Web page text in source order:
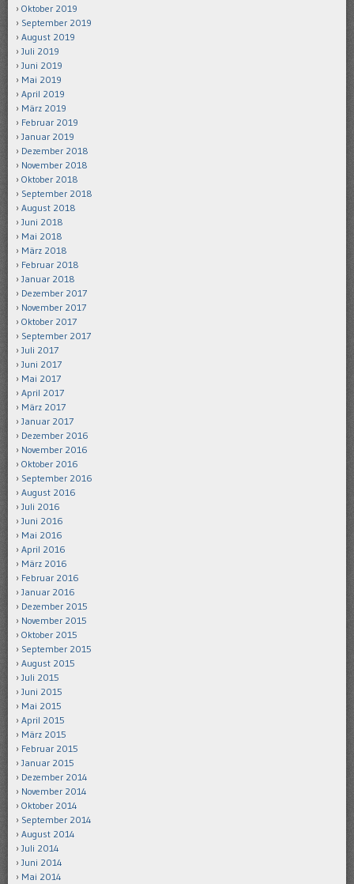
Oktober 2019
September 2019
August 2019
Juli 2019
Juni 2019
Mai 2019
April 2019
März 2019
Februar 2019
Januar 2019
Dezember 2018
November 2018
Oktober 2018
September 2018
August 2018
Juni 2018
Mai 2018
März 2018
Februar 2018
Januar 2018
Dezember 2017
November 2017
Oktober 2017
September 2017
Juli 2017
Juni 2017
Mai 2017
April 2017
März 2017
Januar 2017
Dezember 2016
November 2016
Oktober 2016
September 2016
August 2016
Juli 2016
Juni 2016
Mai 2016
April 2016
März 2016
Februar 2016
Januar 2016
Dezember 2015
November 2015
Oktober 2015
September 2015
August 2015
Juli 2015
Juni 2015
Mai 2015
April 2015
März 2015
Februar 2015
Januar 2015
Dezember 2014
November 2014
Oktober 2014
September 2014
August 2014
Juli 2014
Juni 2014
Mai 2014